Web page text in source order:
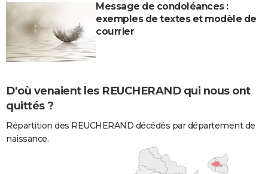
Message de condoléances :
exemples de textes et modèle de
courrier
D'où venaient les REUCHERAND qui nous ont
quittés ?
Répartition des REUCHERAND décédés par département de
naissance.